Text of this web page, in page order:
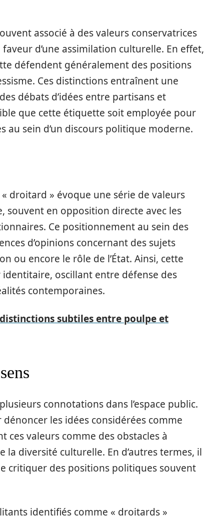
associé à des valeurs conservatrices
d’une assimilation culturelle. En effet,
défendent généralement des positions
Ces distinctions entraînent une
débats d’idées entre partisans et
que cette étiquette soit employée pour
sein d’un discours politique moderne.
droitard » évoque une série de valeurs
souvent en opposition directe avec les
Ce positionnement au sein des
d’opinions concernant des sujets
ou encore le rôle de l’État. Ainsi, cette
oscillant entre défense des
contemporaines.
subtiles entre poulpe et
connotations dans l’espace public.
les idées considérées comme
ces valeurs comme des obstacles à
la diversité culturelle. En d’autres termes, il
critiquer des positions politiques souvent
identifiés comme « droitards »